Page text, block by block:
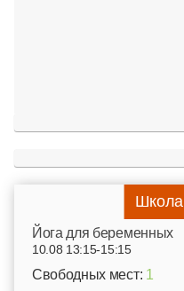
Школа
Йога для беременных
10.08 13:15-15:15
Свободных мест: 1